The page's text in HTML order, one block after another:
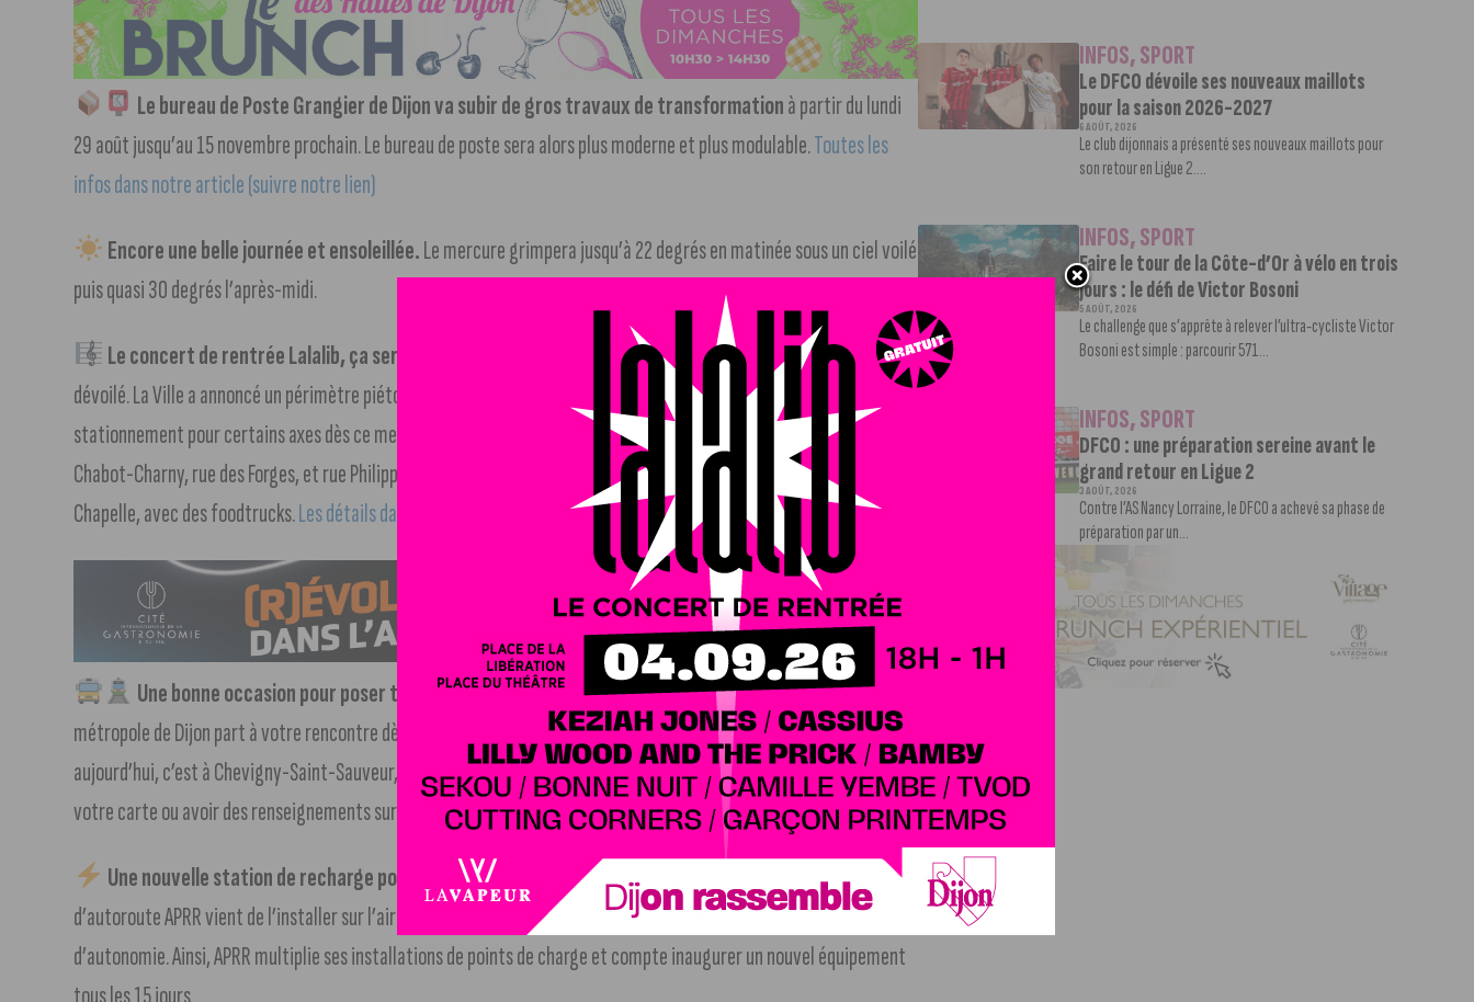
Le bureau de Poste Grangier de Dijon va subir de gros travaux de transformationà partir du lundi
29 août jusqu’au 15 novembre prochain. Le bureau de poste sera alors plus moderne et plus modulable.Toutes les
infos dans notre article (suivre notre lien)
Encore une belle journée et ensoleillée.Le mercure grimpera jusqu’à 22 degrés en matinée sous un ciel voilé
puis quasi 30 degrés l’après-midi.
Le concert de rentrée Lalalib, ça sera vendredi à Dijon
. Le dispositif de sécurité et de filtrage a été
dévoilé. La Ville a annoncé un périmètre piéton dans l’hypercentre, avec une fermeture à la circulation et au
stationnement pour certains axes dès ce mercredi. Quatre points d’accès aux concerts, par la rue Lamonnoye, rue
Chabot-Charny, rue des Forges, et rue Philippe-Pot. Côté animations, un village s’installera place de la Sainte-
Chapelle, avec des foodtrucks.Les détails dans notre article (suivre notre lien)
Une bonne occasion pour poser toutes les questions à Divia.Le transporteur en commun de la
métropole de Dijon part à votre rencontre dès ce mercredi, avec plusieurs points de rendez-vous publics. Pour
aujourd’hui, c’est à Chevigny-Saint-Sauveur, place de la Liberté, entre 11h30 et 18h. Vous pourrez par exemple créer
votre carte ou avoir des renseignements sur les services.
Une nouvelle station de recharge pour véhicules électriques ouvre sur l’A6, près de Beaune . La société
d’autoroute APRR vient de l’installer sur l’aire de Beaune Tailly et propose 8 points de charge et jusqu’à 300 km
d’autonomie. Ainsi, APRR multiplie ses installations de points de charge et compte inaugurer un nouvel équipement
INFOS,SPORT
Le DFCO dévoile ses nouveaux maillots
pour la saison 2026-2027
6 AOÛT, 2026
Le club dijonnais a présenté ses nouveaux maillots pour
son retour en Ligue 2....
INFOS,SPORT
Faire le tour de la Côte-d’Or à vélo en trois
jours : le défi de Victor Bosoni
5 AOÛT, 2026
Le challenge que s’apprête à relever l’ultra-cycliste Victor
Bosoni est simple : parcourir 571...
INFOS,SPORT
DFCO : une préparation sereine avant le
grand retour en Ligue 2
3 AOÛT, 2026
Contre l’AS Nancy Lorraine, le DFCO a achevé sa phase de
préparation par un...